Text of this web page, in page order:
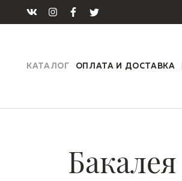
КАТАЛОГ ОПЛАТА И ДОСТАВКА
Бакалея